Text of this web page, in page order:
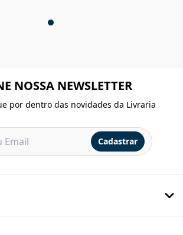
NOSSA NEWSLETTER
por dentro das novidades da Livraria
Cadastrar